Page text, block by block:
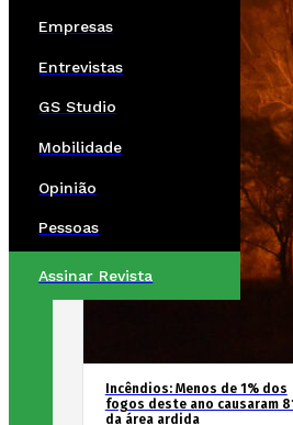
Empresas
Entrevistas
GS Studio
Mobilidade
Opinião
Pessoas
Assinar Revista
Incêndios: Menos de 1% dos
fogos deste ano causaram
da área ardida